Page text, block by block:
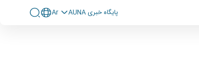
پايگاه خبری AUNA Ar